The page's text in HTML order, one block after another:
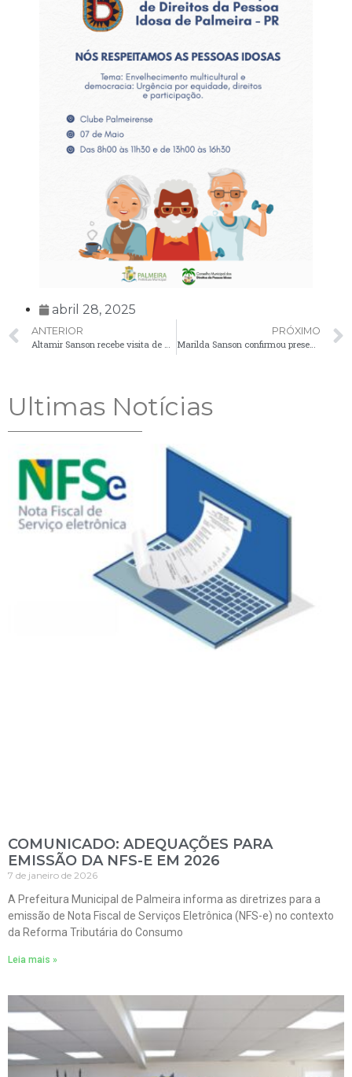
abril 28, 2025
ANTERIOR
PRÓXIMO
Marilda Sanson confirmou presença no II Emupar- Encontro dos Municípios Paranaenses
Ultimas Notícias
COMUNICADO: ADEQUAÇÕES PARA
EMISSÃO DA NFS-E EM 2026
7 de janeiro de 2026
A Prefeitura Municipal de Palmeira informa as diretrizes para a
emissão de Nota Fiscal de Serviços Eletrônica (NFS-e) no contexto
da Reforma Tributária do Consumo
Leia mais »